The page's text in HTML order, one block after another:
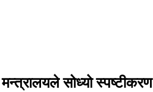
सोध्यो स्पष्टीकरण